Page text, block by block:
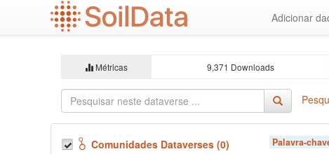
Adicionar
Métricas 9,371 Downloads
Comunidades Dataverses (0)
Palavra-